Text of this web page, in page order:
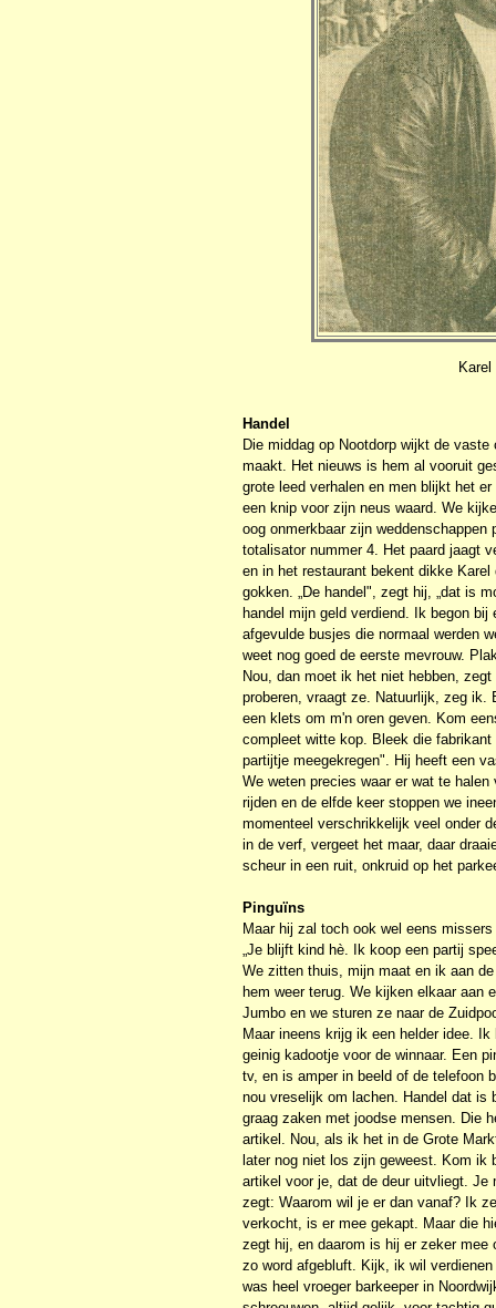
Handel
Die middag op Nootdorp wijkt de
maakt. Het nieuws is hem al vooruit
grote leed verhalen en men blijkt het
een knip voor zijn neus waard. We
oog onmerkbaar zijn
totalisator nummer 4. Het paard jaagt
en in het restaurant bekent dikke
gokken. „De handel", zegt hij, „dat is
handel mijn geld verdiend. Ik begon
afgevulde busjes die normaal werden
weet nog goed de eerste mevrouw.
Nou, dan moet ik het niet hebben,
proberen, vraagt ze. Natuurlijk, zeg ik.
een klets om m'n oren geven. Kom
compleet witte kop. Bleek die
partijtje meegekregen". Hij heeft een
We weten precies waar er wat te
rijden en de elfde keer stoppen we
momenteel verschrikkelijk veel onder
in de verf, vergeet het maar, daar
scheur in een ruit, onkruid op het
Pinguïns
Maar hij zal toch ook wel eens
„Je blijft kind hè. Ik koop een partij
We zitten thuis, mijn maat en ik aan
hem weer terug. We kijken elkaar aan
Jumbo en we sturen ze naar de
Maar ineens krijg ik een helder idee.
geinig kadootje voor de winnaar. Een
tv, en is amper in beeld of de telefoon
nou vreselijk om lachen. Handel dat is
graag zaken met joodse mensen. Die
artikel. Nou, als ik het in de Grote
later nog niet los zijn geweest. Kom
artikel voor je, dat de deur uitvliegt. Je
zegt: Waarom wil je er dan vanaf? Ik
verkocht, is er mee gekapt. Maar die
zegt hij, en daarom is hij er zeker mee
zo word afgebluft. Kijk, ik wil
was heel vroeger barkeeper in